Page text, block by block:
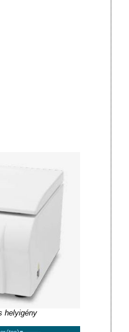
helyigény